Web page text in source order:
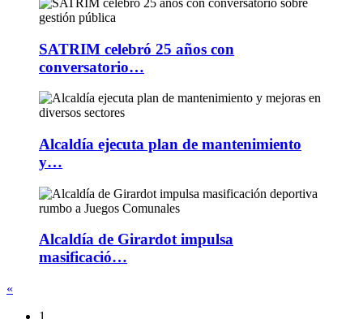
SATRIM celebró 25 años con
conversatorio…
Alcaldía ejecuta plan de mantenimiento
y…
Alcaldía de Girardot impulsa
masificació…
«